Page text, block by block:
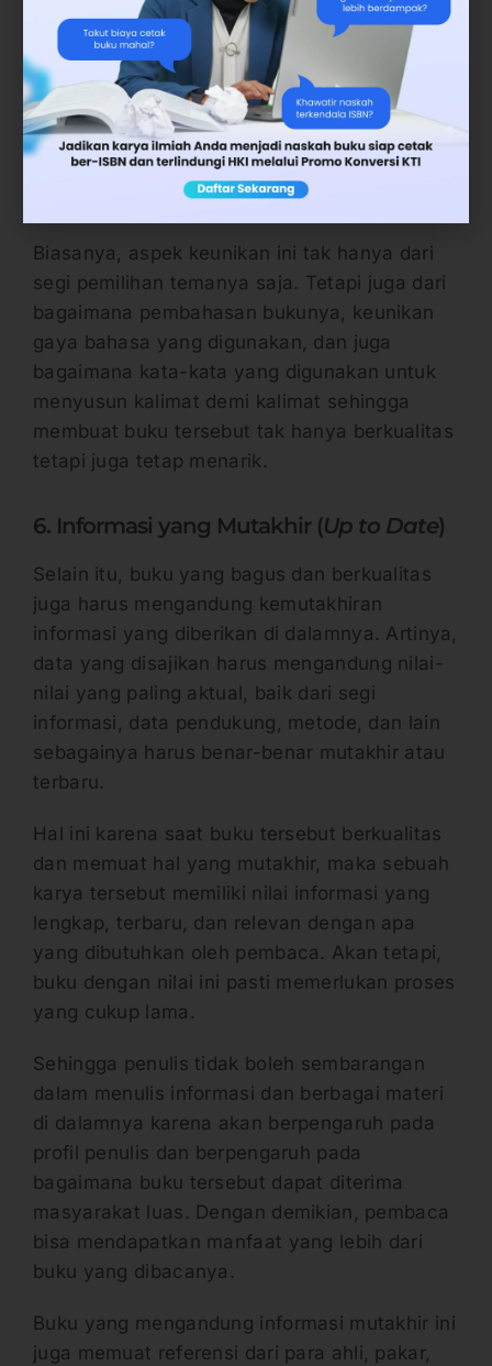
juga bisa membuat penulis memiliki sisi lain
yang membuat pembaca menarik. Dengan
demikian, penulis juga tentu memiliki
kelebihan untuk mengulas tulisan atau
mengangkat hal yang akan ditulis dan belum
diketahui oleh banyak orang yang kemudian
menjadi informasi baru.
Biasanya, aspek keunikan ini tak hanya dari
segi pemilihan temanya saja. Tetapi juga dari
bagaimana pembahasan bukunya, keunikan
gaya bahasa yang digunakan, dan juga
bagaimana kata-kata yang digunakan untuk
menyusun kalimat demi kalimat sehingga
membuat buku tersebut tak hanya berkualitas
tetapi juga tetap menarik.
6. Informasi yang Mutakhir (Up to Date)
Selain itu, buku yang bagus dan berkualitas
juga harus mengandung kemutakhiran
informasi yang diberikan di dalamnya. Artinya,
data yang disajikan harus mengandung nilai-
nilai yang paling aktual, baik dari segi
informasi, data pendukung, metode, dan lain
sebagainya harus benar-benar mutakhir atau
terbaru.
Hal ini karena saat buku tersebut berkualitas
dan memuat hal yang mutakhir, maka sebuah
karya tersebut memiliki nilai informasi yang
lengkap, terbaru, dan relevan dengan apa
yang dibutuhkan oleh pembaca. Akan tetapi,
buku dengan nilai ini pasti memerlukan proses
yang cukup lama.
Sehingga penulis tidak boleh sembarangan
dalam menulis informasi dan berbagai materi
di dalamnya karena akan berpengaruh pada
profil penulis dan berpengaruh pada
bagaimana buku tersebut dapat diterima
masyarakat luas. Dengan demikian, pembaca
bisa mendapatkan manfaat yang lebih dari
buku yang dibacanya.
Buku yang mengandung informasi mutakhir ini
juga memuat referensi dari para ahli, pakar,